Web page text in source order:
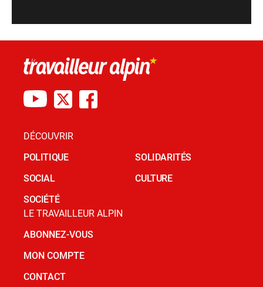
DÉCOUVRIR
POLITIQUE
SOCIAL
SOCIÉTÉ
SOLIDARITÉS
CULTURE
LE TRAVAILLEUR ALPIN
ABONNEZ-VOUS
MON COMPTE
CONTACT